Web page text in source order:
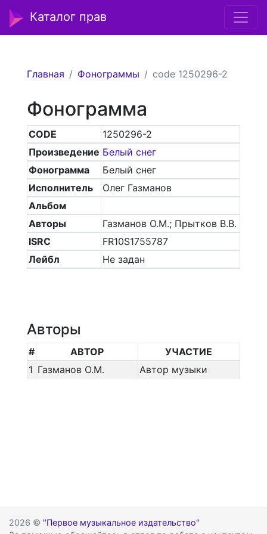
Каталог прав
Главная Фонограммы code 1250296-2
Фонограмма
CODE
1250296-2
Произведение Белый снег
Фонограмма
Белый снег
Исполнитель
Олег Газманов
Альбом
Авторы
Газманов О.М.; Прытков В.В.
ISRC
FR10S1755787
Лейбл
Не задан
Авторы
# АВТОР
УЧАСТИЕ
1 Газманов О.М. Автор музыки
2026 © "Первое музыкальное издательство"